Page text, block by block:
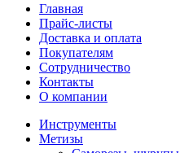
Главная
Прайс-листы
Доставка и оплата
Покупателям
Сотрудничество
Контакты
О компании
Инструменты
Метизы